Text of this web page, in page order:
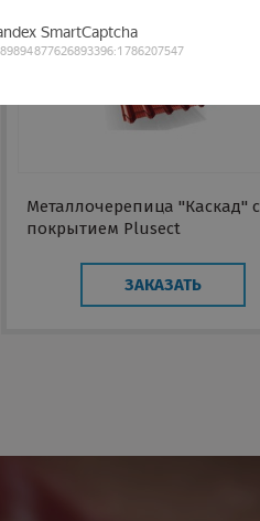
Металлочерепица "Каскад" с
покрытием Plusect
ЗАКАЗАТЬ